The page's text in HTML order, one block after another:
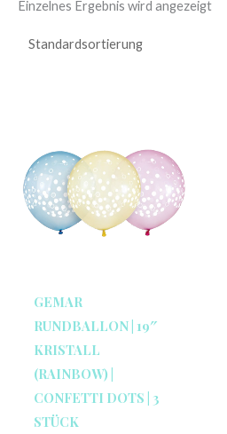
Einzelnes Ergebnis wird angezeigt
GEMAR
RUNDBALLON | 19″
KRISTALL
(RAINBOW) |
CONFETTI DOTS | 3
STÜCK